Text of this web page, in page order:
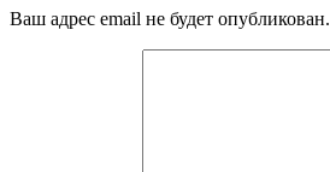
Ваш адрес email не будет опубликован.